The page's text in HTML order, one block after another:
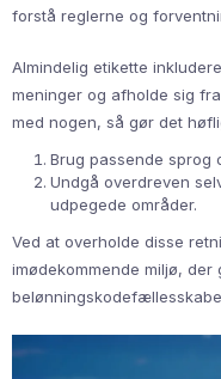
forstå reglerne og
Almindelig etikette
meninger og afholde sig
med nogen, så gør det
Brug passende sprog
Undgå overdreven
udpegede områder.
Ved at overholde disse
imødekommende miljø,